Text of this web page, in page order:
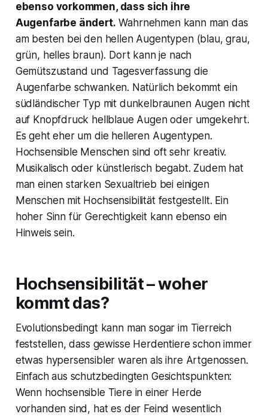
ebenso vorkommen, dass sich ihre
Augenfarbe ändert. Wahrnehmen kann man das
am besten bei den hellen Augentypen (blau, grau,
grün, helles braun). Dort kann je nach
Gemütszustand und Tagesverfassung die
Augenfarbe schwanken. Natürlich bekommt ein
südländischer Typ mit dunkelbraunen Augen nicht
auf Knopfdruck hellblaue Augen oder umgekehrt.
Es geht eher um die helleren Augentypen.
Hochsensible Menschen sind oft sehr kreativ.
Musikalisch oder künstlerisch begabt. Zudem hat
man einen starken Sexualtrieb bei einigen
Menschen mit Hochsensibilität festgestellt. Ein
hoher Sinn für Gerechtigkeit kann ebenso ein
Hinweis sein.
Hochsensibilität – woher
kommt das?
Evolutionsbedingt kann man sogar im Tierreich
feststellen, dass gewisse Herdentiere schon immer
etwas hypersensibler waren als ihre Artgenossen.
Einfach aus schutzbedingten Gesichtspunkten:
Wenn hochsensible Tiere in einer Herde
vorhanden sind, hat es der Feind wesentlich